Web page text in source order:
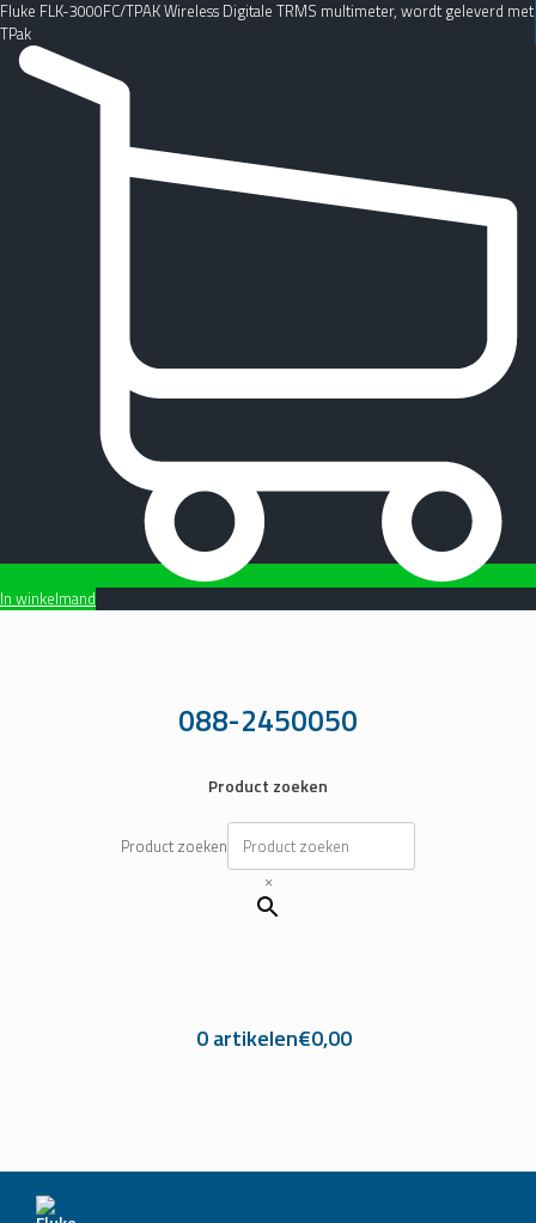
Fluke FLK-3000FC/TPAK Wireless Digitale TRMS multimeter, wordt geleverd met
TPak
In winkelmand
088-2450050
Product zoeken
Product zoeken
×
0 artikelen€0,00